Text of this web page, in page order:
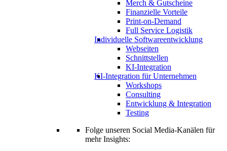
Merch & Gutscheine
Finanzielle Vorteile
Print-on-Demand
Full Service Logistik
Individuelle Softwareentwicklung
Webseiten
Schnittstellen
KI-Integration
KI-Integration für Unternehmen
Workshops
Consulting
Entwicklung & Integration
Testing
Folge unseren Social Media-Kanälen für
mehr Insights: